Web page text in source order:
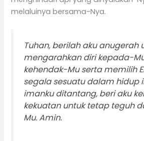
melaluinya bersama-Nya.
Tuhan, berilah aku anugerah
mengarahkan diri kepada-
kehendak-Mu serta memilih
segala sesuatu dalam hidup
imanku ditantang, beri aku
kekuatan untuk tetap teguh
Mu. Amin.